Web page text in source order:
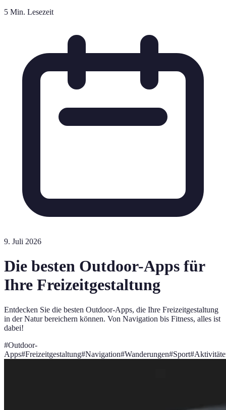
5 Min. Lesezeit
9. Juli 2026
Die besten Outdoor-Apps für
Ihre Freizeitgestaltung
Entdecken Sie die besten Outdoor-Apps, die Ihre Freizeitgestaltung
in der Natur bereichern können. Von Navigation bis Fitness, alles ist
dabei!
#Outdoor-
Apps#Freizeitgestaltung#Navigation#Wanderungen#Sport#